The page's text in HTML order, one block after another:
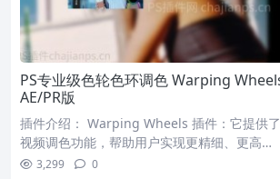
PS专业级色轮色环调色 Warping
AE/PR版
插件介绍： Warping Wheels 插件：它提供
视频调色功能，帮助用户实现更精细、更高…
3,299 0